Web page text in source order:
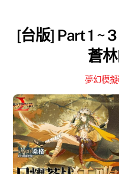
[台版] Part 1 ~
蒼林
夢幻模